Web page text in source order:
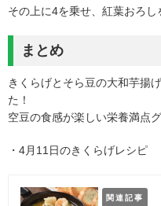
その上に4を乗せ、紅葉おろし
まとめ
きくらげとそら豆の大和芋揚
た！
空豆の食感が楽しい栄養満点
・4月11日のきくらげレシピ
関連記事